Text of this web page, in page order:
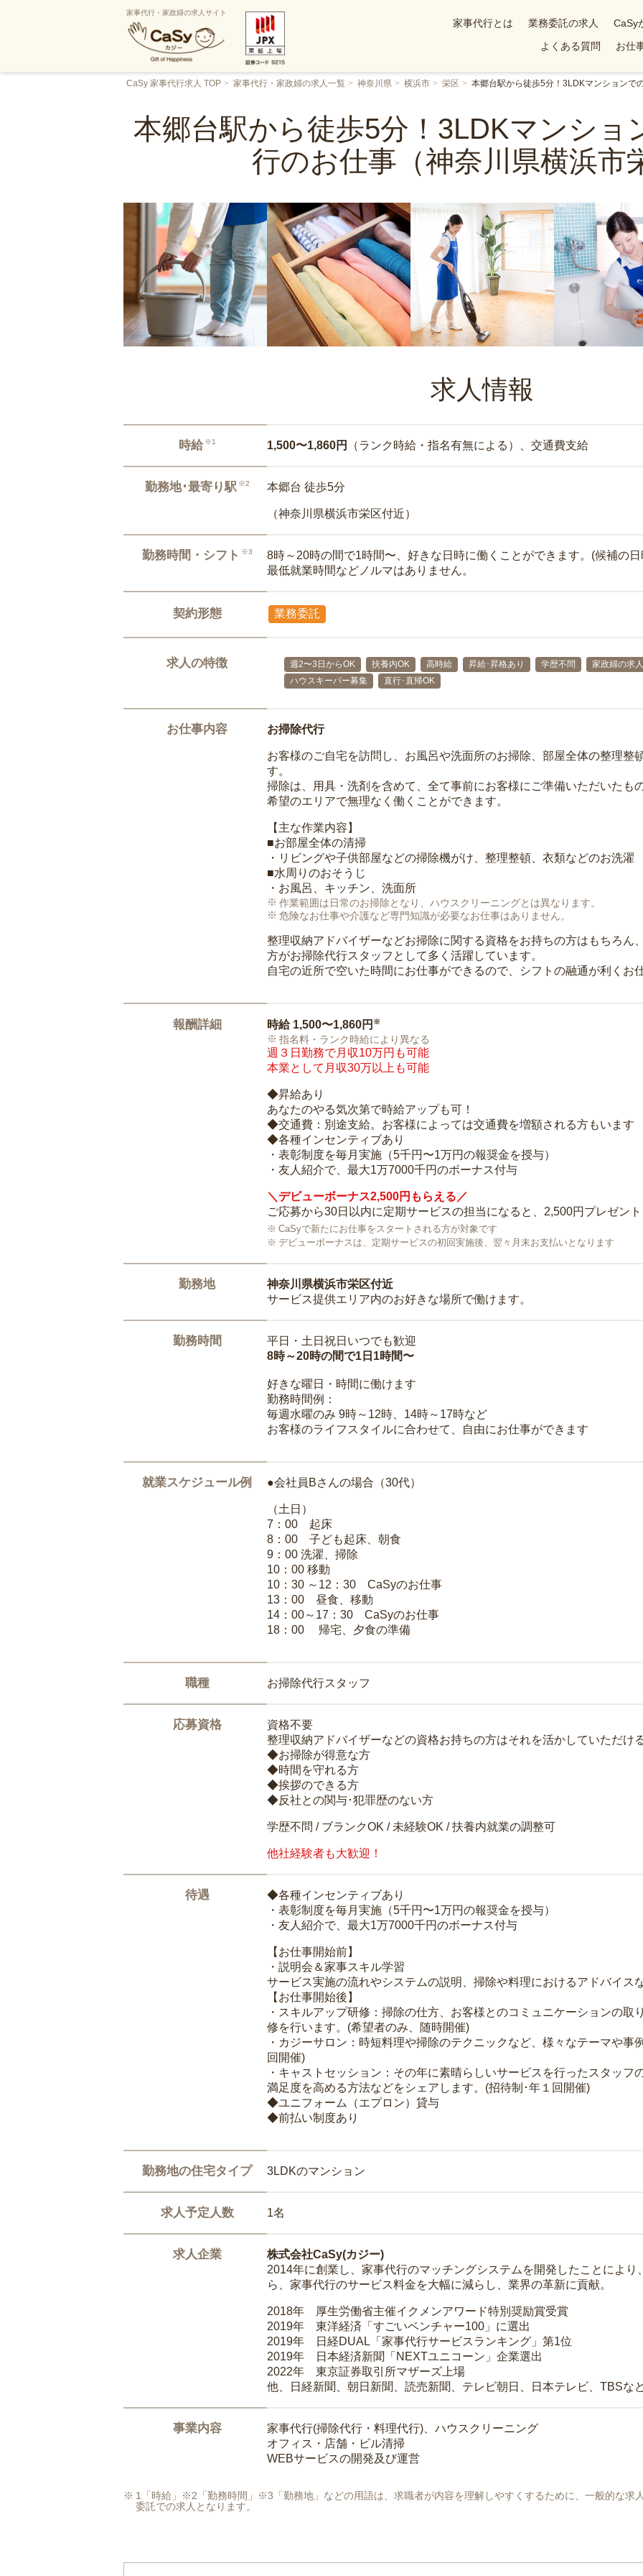
家事代行・家政婦の求人サイト
家事代行とは 業務委託の求人 CaSy
よくある質問
お仕
CaSy 家事代行求人 TOP 家事代行・家政婦の求人一覧 神奈川県 横浜市 栄区 本郷台駅から徒歩5分！3LDKマンションで
本郷台駅から徒歩5分！3LDKマンショ
行のお仕事（神奈川県横浜市
求人情報
時給 ※1 1,500〜1,860円 （ランク時給・指名有無による）、交通費支給
勤務地･最寄り駅 ※2 本郷台 徒歩5分
（神奈川県横浜市栄区付近）
勤務時間・シフト ※3
8時～20時の間で1時間〜、好きな日時に働くことができます。(候補の
最低就業時間などノルマはありません。
契約形態 業務委託
求人の特徴 週2〜3日からOK 扶養内OK 高時給 昇給･昇格あり 学歴不問 家政婦の求人
ハウスキーパー募集
直行･直帰OK
お仕事内容 お掃除代行
お客様のご自宅を訪問し、お風呂や洗面所のお掃除、部屋全体の整理整
す。
掃除は、用具・洗剤を含めて、全て事前にお客様にご準備いただいたも
希望のエリアで無理なく働くことができます。
【主な作業内容】
■お部屋全体の清掃
・リビングや子供部屋などの掃除機がけ、整理整頓、衣類などのお洗濯
■水周りのおそうじ
・お風呂、キッチン、洗面所
作業範囲は日常のお掃除となり、ハウスクリーニングとは異なります。
危険なお仕事や介護など専門知識が必要なお仕事はありません。
整理収納アドバイザーなどお掃除に関する資格をお持ちの方はもちろん
方がお掃除代行スタッフとして多く活躍しています。
自宅の近所で空いた時間にお仕事ができるので、シフトの融通が利くお
報酬詳細 時給 1,500〜1,860円 ※
指名料・ランク時給により異なる
週３日勤務で月収10万円も可能
本業として月収30万以上も可能
◆昇給あり
あなたのやる気次第で時給アップも可！
◆交通費：別途支給。お客様によっては交通費を増額される方もいます
◆各種インセンティブあり
・表彰制度を毎月実施（5千円〜1万円の報奨金を授与）
・友人紹介で、最大1万7000千円のボーナス付与
＼デビューボーナス2,500円もらえる／
ご応募から30日以内に定期サービスの担当になると、2,500円プレゼント
CaSyで新たにお仕事をスタートされる方が対象です
デビューボーナスは、定期サービスの初回実施後、翌々月末お支払いとなります
勤務地
神奈川県横浜市栄区付近
サービス提供エリア内のお好きな場所で働けます。
勤務時間
平日・土日祝日いつでも歓迎
8時～20時の間で1日1時間〜
好きな曜日・時間に働けます
勤務時間例：
毎週水曜のみ 9時～12時、14時～17時など
お客様のライフスタイルに合わせて、自由にお仕事ができます
就業スケジュール例 ●会社員Bさんの場合（30代）
（土日）
7：00 起床
8：00 子ども起床、朝食
9：00 洗濯、掃除
10：00 移動
10：30 ～12：30 CaSyのお仕事
13：00 昼食、移動
14：00～17：30 CaSyのお仕事
18：00 帰宅、夕食の準備
職種 お掃除代行スタッフ
応募資格
資格不要
整理収納アドバイザーなどの資格お持ちの方はそれを活かしていただけ
◆お掃除が得意な方
◆時間を守れる方
◆挨拶のできる方
◆反社との関与･犯罪歴のない方
学歴不問 / ブランクOK / 未経験OK / 扶養内就業の調整可
他社経験者も大歓迎！
待遇
◆各種インセンティブあり
・表彰制度を毎月実施（5千円〜1万円の報奨金を授与）
・友人紹介で、最大1万7000千円のボーナス付与
【お仕事開始前】
・説明会＆家事スキル学習
サービス実施の流れやシステムの説明、掃除や料理におけるアドバイス
【お仕事開始後】
・スキルアップ研修：掃除の仕方、お客様とのコミュニケーションの
修を行います。(希望者のみ、随時開催)
・カジーサロン：時短料理や掃除のテクニックなど、様々なテーマや事
回開催)
・キャストセッション：その年に素晴らしいサービスを行ったスタッ
満足度を高める方法などをシェアします。(招待制･年１回開催)
◆ユニフォーム（エプロン）貸与
◆前払い制度あり
勤務地の住宅タイプ 3LDKのマンション
求人予定人数 1名
求人企業
株式会社CaSy(カジー)
2014年に創業し、家事代行のマッチングシステムを開発したことによ
ら、家事代行のサービス料金を大幅に減らし、業界の革新に貢献。
2018年 厚生労働省主催イクメンアワード特別奨励賞受賞
2019年 東洋経済「すごいベンチャー100」に選出
2019年 日経DUAL「家事代行サービスランキング」第1位
2019年 日本経済新聞「NEXTユニコーン」企業選出
2022年 東京証券取引所マザーズ上場
他、日経新聞、朝日新聞、読売新聞、テレビ朝日、日本テレビ、TBSな
事業内容
家事代行(掃除代行・料理代行)、ハウスクリーニング
オフィス・店舗・ビル清掃
WEBサービスの開発及び運営
1「時給」※2「勤務時間」※3「勤務地」などの用語は、求職者が内容を理解しやすくするために、一般的な求
委託での求人となります。